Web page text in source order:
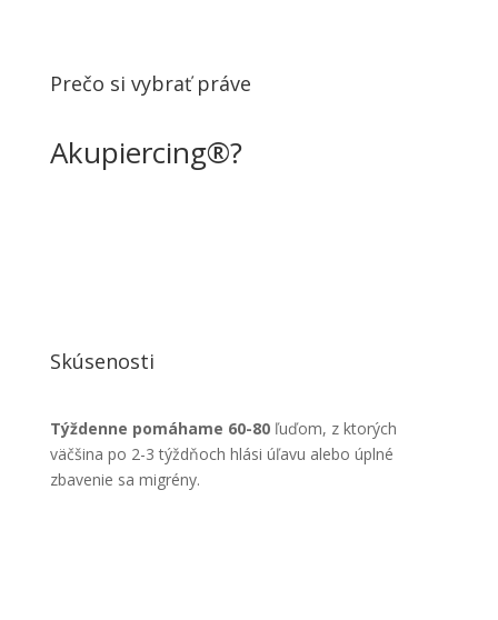
Prečo si vybrať práve
Akupiercing®?
Skúsenosti
Týždenne pomáhame 60-80ľuďom, z ktorých
väčšina po 2-3 týždňoch hlási úľavu alebo úplné
zbavenie sa migrény.